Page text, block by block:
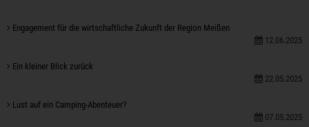
Engagement für die wirtschaftliche Zukunft der Region Meißen
12.06.2025
Ein kleiner Blick zurück
22.05.2025
Lust auf ein Camping-Abenteuer?
07.05.2025